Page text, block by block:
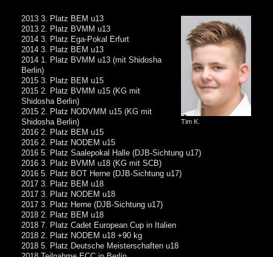
Tim K.
2013 3. Platz BEM u13
2013 2. Platz BVMM u13
2014 3. Platz Ega-Pokal Erfurt
2014 3. Platz BEM u13
2014 1. Platz BVMM u13 (mit Shidosha
Berlin)
2015 3. Platz BEM u15
2015 2. Platz BVMM u15 (KG mit
Shidosha Berlin)
2015 2. Platz NODVMM u15 (KG mit
Shidosha Berlin)
2016 2. Platz BEM u15
2016 2. Platz NODEM u15
2016 5. Platz Saalepokal Halle (DJB-Sichtung u17)
2016 3. Platz BVMM u18 (KG mit SCB)
2016 5. Platz BOT Herne (DJB-Sichtung u17)
2017 3. Platz BEM u18
2017 3. Platz NODEM u18
2017 3. Platz Herne (DJB-Sichtung u17)
2018 2. Platz BEM u18
2018 7. Platz Cadet European Cup in Italien
2018 2. Platz NODEM u18 +90 kg
2018 5. Platz Deutsche Meisterschaften u18